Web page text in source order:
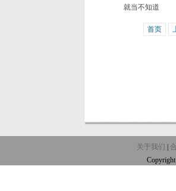
就当不知道
首页
关于我们